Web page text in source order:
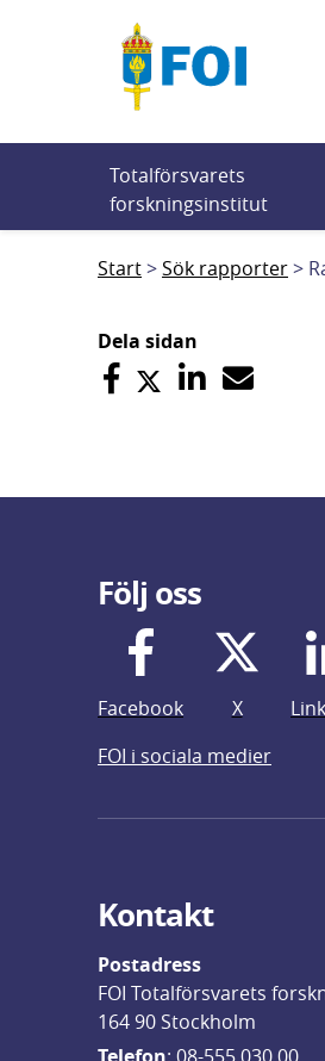
Totalförsvarets
forskningsinstitut
Start Sök rapporter
Dela sidan
Följ oss
Facebook X
FOI i sociala medier
Kontakt
Postadress
FOI Totalförsvarets
164 90 Stockholm